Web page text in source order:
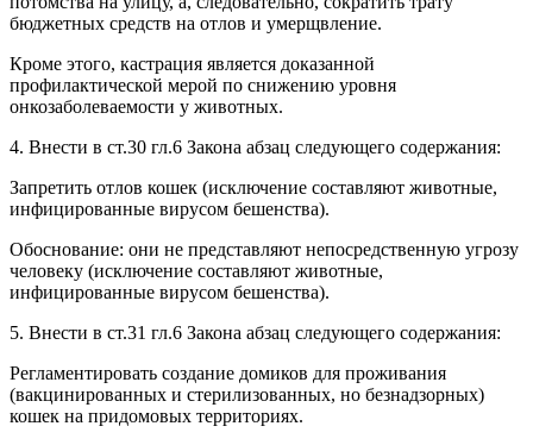
бюджетных средств на отлов и умерщвление.
Кроме этого, кастрация является доказанной
профилактической мерой по снижению уровня
онкозаболеваемости у животных.
4. Внести в ст.30 гл.6 Закона абзац следующего содержания:
Запретить отлов кошек (исключение составляют животные,
инфицированные вирусом бешенства).
Обоснование: они не представляют непосредственную угрозу
человеку (исключение составляют животные,
инфицированные вирусом бешенства).
5. Внести в ст.31 гл.6 Закона абзац следующего содержания:
Регламентировать создание домиков для проживания
(вакцинированных и стерилизованных, но безнадзорных)
кошек на придомовых территориях.